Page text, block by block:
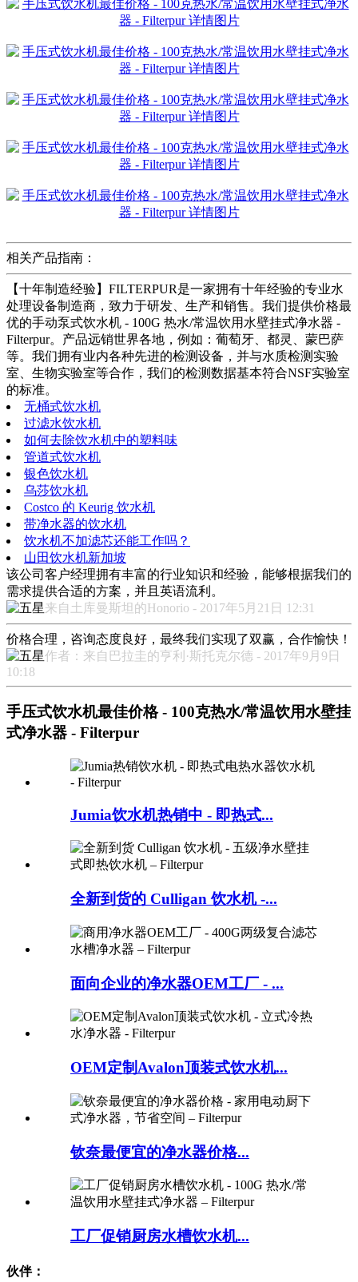
相关产品指南：
【十年制造经验】FILTERPUR是一家拥有十年经验的专业水
处理设备制造商，致力于研发、生产和销售。我们提供价格最
优的手动泵式饮水机 - 100G 热水/常温饮用水壁挂式净水器 -
Filterpur。产品远销世界各地，例如：葡萄牙、都灵、蒙巴萨
等。我们拥有业内各种先进的检测设备，并与水质检测实验
室、生物实验室等合作，我们的检测数据基本符合NSF实验室
的标准。
无桶式饮水机
过滤水饮水机
如何去除饮水机中的塑料味
管道式饮水机
银色饮水机
乌莎饮水机
Costco 的 Keurig 饮水机
带净水器的饮水机
饮水机不加滤芯还能工作吗？
山田饮水机新加坡
该公司客户经理拥有丰富的行业知识和经验，能够根据我们的
需求提供合适的方案，并且英语流利。
来自土库曼斯坦的Honorio - 2017年5月21日 12:31
价格合理，咨询态度良好，最终我们实现了双赢，合作愉快！
作者：来自巴拉圭的亨利·斯托克尔德 - 2017年9月9日
10:18
手压式饮水机最佳价格 - 100克热水/常温饮用水壁挂
式净水器 - Filterpur
Jumia饮水机热销中 - 即热式...
全新到货的 Culligan 饮水机 -...
面向企业的净水器OEM工厂 - ...
OEM定制Avalon顶装式饮水机...
钦奈最便宜的净水器价格...
工厂促销厨房水槽饮水机...
伙伴：